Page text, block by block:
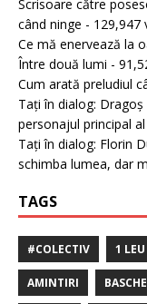
Scrisoare către
când ninge - 129,947
Ce mă enervează la
Între două lumi -
Cum arată preludiul
Tați în dialog:
personajul principal
Tați în dialog: Florin
schimba lumea, dar
TAGS
#COLECTIV 1 LEU
AMINTIRI